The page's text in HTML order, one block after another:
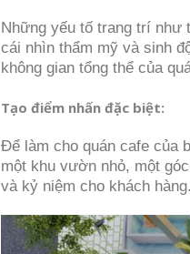
Những yếu tố trang trí như
cái nhìn thẩm mỹ và sinh
không gian tổng thể của
Tạo điểm nhấn đặc biệt:
Để làm cho quán cafe của
một khu vườn nhỏ, một
và kỷ niệm cho khách hàng.